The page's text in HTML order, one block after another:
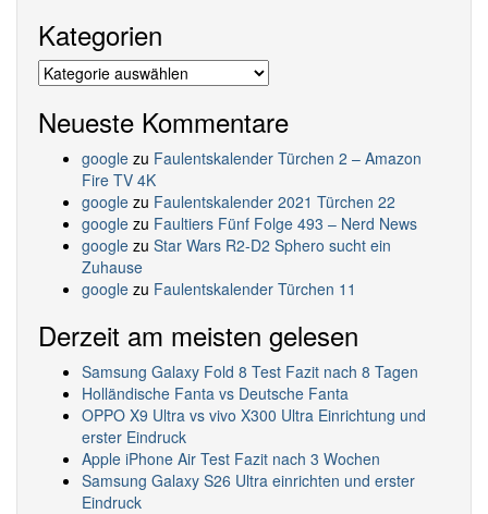
Kategorien
Kategorien
Neueste Kommentare
google zu Faulentskalender Türchen 2 – Amazon
Fire TV 4K
google zu Faulentskalender 2021 Türchen 22
google zu Faultiers Fünf Folge 493 – Nerd News
google zu Star Wars R2-D2 Sphero sucht ein
Zuhause
google zu Faulentskalender Türchen 11
Derzeit am meisten gelesen
Samsung Galaxy Fold 8 Test Fazit nach 8 Tagen
Holländische Fanta vs Deutsche Fanta
OPPO X9 Ultra vs vivo X300 Ultra Einrichtung und
erster Eindruck
Apple iPhone Air Test Fazit nach 3 Wochen
Samsung Galaxy S26 Ultra einrichten und erster
Eindruck